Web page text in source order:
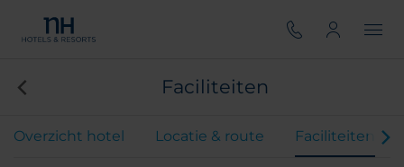
Faciliteiten
Overzicht hotel Locatie & route Faciliteiten